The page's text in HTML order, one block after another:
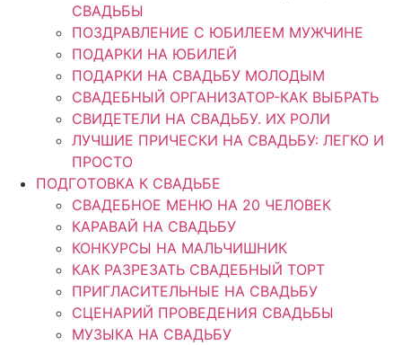
СВАДЬБЫ
ПОЗДРАВЛЕНИЕ С ЮБИЛЕЕМ МУЖЧИНЕ
ПОДАРКИ НА ЮБИЛЕЙ
ПОДАРКИ НА СВАДЬБУ МОЛОДЫМ
СВАДЕБНЫЙ ОРГАНИЗАТОР-КАК ВЫБРАТЬ
СВИДЕТЕЛИ НА СВАДЬБУ. ИХ РОЛИ
ЛУЧШИЕ ПРИЧЕСКИ НА СВАДЬБУ: ЛЕГКО И
ПРОСТО
ПОДГОТОВКА К СВАДЬБЕ
СВАДЕБНОЕ МЕНЮ НА 20 ЧЕЛОВЕК
КАРАВАЙ НА СВАДЬБУ
КОНКУРСЫ НА МАЛЬЧИШНИК
КАК РАЗРЕЗАТЬ СВАДЕБНЫЙ ТОРТ
ПРИГЛАСИТЕЛЬНЫЕ НА СВАДЬБУ
СЦЕНАРИЙ ПРОВЕДЕНИЯ СВАДЬБЫ
МУЗЫКА НА СВАДЬБУ